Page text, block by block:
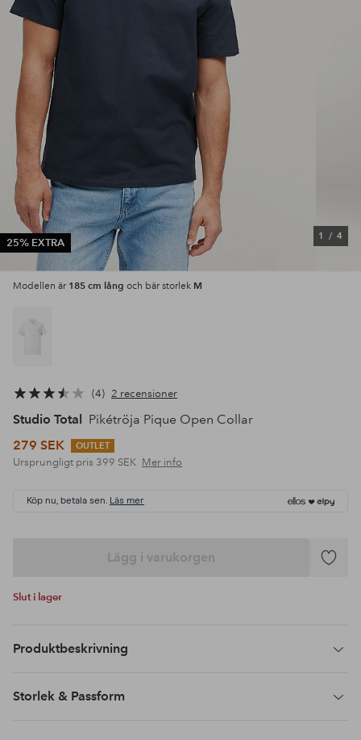
25% EXTRA
1 / 4
Modellen är 185 cm lång och bär storlek M
4 2 recensioner
Studio Total
Pikétröja Pique Open Collar
279 SEK
OUTLET
Ursprungligt pris 399 SEK Mer info
Köp nu, betala sen. Läs mer
Lägg i varukorgen
Lägg
Slut i lager
Produktbeskrivning
Storlek & Passform